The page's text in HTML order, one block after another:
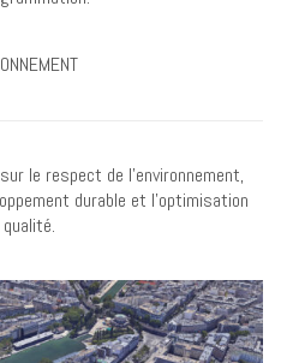
le respect de l’environnement,
durable et l’optimisation